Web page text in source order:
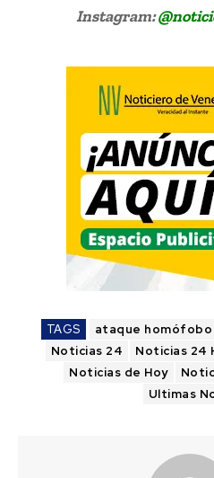
Instagram:
TAGS ataque homófobo
Noticias 24
Noticias 24
Noticias de Hoy
Ultimas